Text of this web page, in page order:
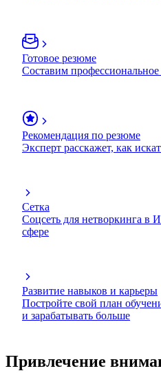
Готовое резюме
Составим профессиональное
Рекомендация по резюме
Эксперт расскажет, как
Сетка
Соцсеть для нетворкинга в
сфере
Развитие навыков и карьеры
Постройте свой план
и зарабатывать больше
Привлечение